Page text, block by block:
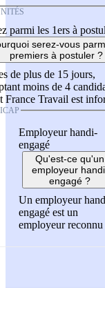
parmi les 1ers à
serez-vous
premiers à postuler ?
de plus de 15 jours,
moins de 4
France Travail est
Employeur handi-
engagé
Qu'est-ce qu'un
employeur
engagé ?
Un employeur
engagé est un
employeur reconnu